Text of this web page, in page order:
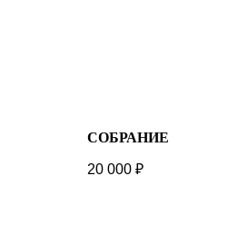
СОБРАНИЕ
20 000 ₽